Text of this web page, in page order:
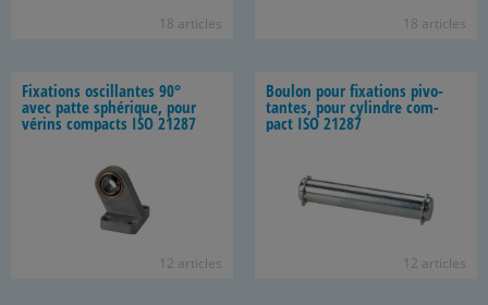
18 ar­ticles 18 ar­ticles
Fixa­tions os­cil­lantes 90°
avec patte sphé­rique, pour
vé­rins com­pacts ISO 21287
12 ar­ticles
Bou­lon pour fixa­tions pi­vo­
tantes, pour cy­lindre com­
pact ISO 21287
12 ar­ticles